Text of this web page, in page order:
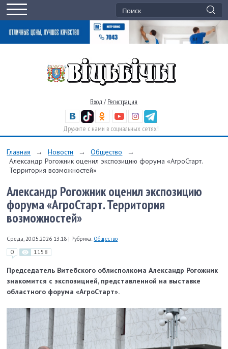
Вход / Регистрация
Дружите с нами в социальных сетях!
Главная → Новости → Общество
→
Александр Рогожник оценил экспозицию форума «АгроСтарт.
Территория возможностей»
Александр Рогожник оценил экспозицию
форума «АгроСтарт. Территория
возможностей»
Среда, 20.05.2026 13:18 | Рубрика: Общество
0 1158
Председатель Витебского облисполкома Александр Рогожник
знакомится с экспозицией, представленной на выставке
областного форума «АгроСтарт».